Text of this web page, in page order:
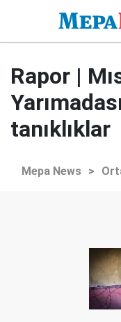
Rapor |
tanıklıklar
Mepa News >